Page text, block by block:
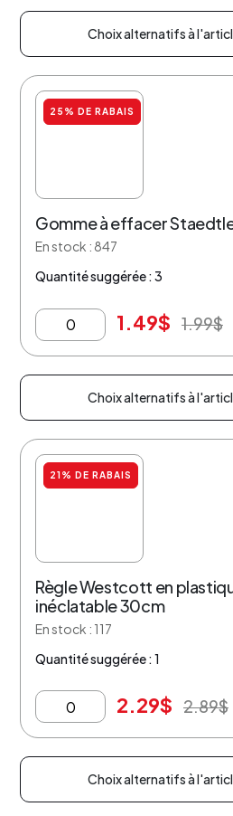
Choix alternatifs à
25% DE RABAIS
Gomme à effacer
En stock : 847
Quantité suggérée : 3
1.49$ 1.99$
Choix alternatifs à
21% DE RABAIS
Règle Westcott en
inéclatable 30cm
En stock : 117
Quantité suggérée : 1
2.29$ 2.89$
Choix alternatifs à